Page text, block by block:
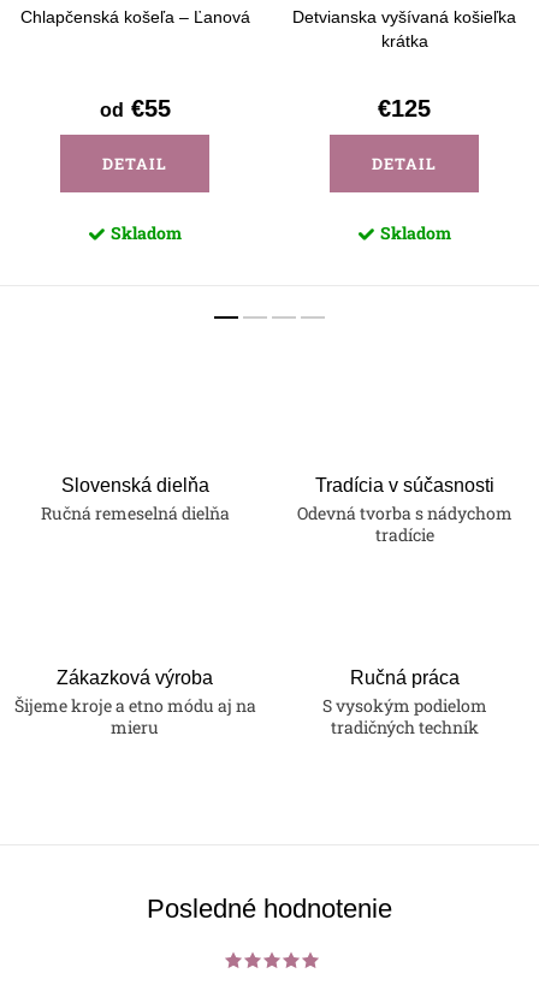
Chlapčenská košeľa – Ľanová
od €55
DETAIL
Skladom
Detvianska vyšívaná košieľka
krátka
€125
DETAIL
Skladom
Slovenská dielňa
Ručná remeselná dielňa
Tradícia v súčasnosti
Odevná tvorba s nádychom
tradície
Zákazková výroba
Šijeme kroje a etno módu aj na
mieru
Ručná práca
S vysokým podielom
tradičných techník
Posledné hodnotenie